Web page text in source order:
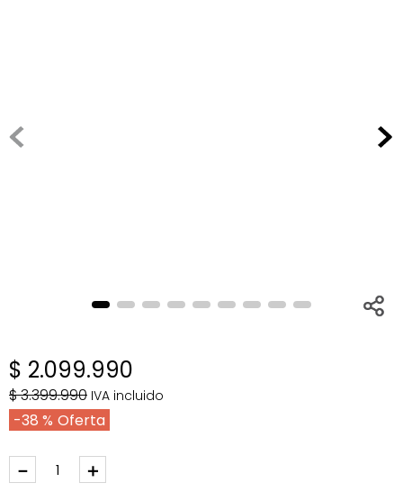
$ 2.099.990
$3.399.990 IVA incluido
38 %
＋
－